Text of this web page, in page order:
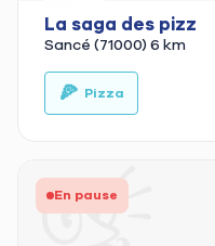
La saga des pizz
Sancé (71000) 6 km
🍕 Pizza
En pause